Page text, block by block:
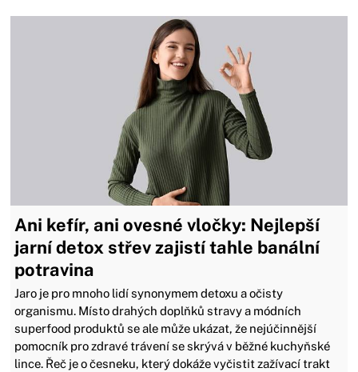
Ani kefír, ani ovesné vločky: Nejlepší
jarní detox střev zajistí tahle banální
potravina
Jaro je pro mnoho lidí synonymem detoxu a očisty
organismu. Místo drahých doplňků stravy a módních
superfood produktů se ale může ukázat, že nejúčinnější
pomocník pro zdravé trávení se skrývá v běžné kuchyňské
lince. Řeč je o česneku, který dokáže vyčistit zažívací trakt